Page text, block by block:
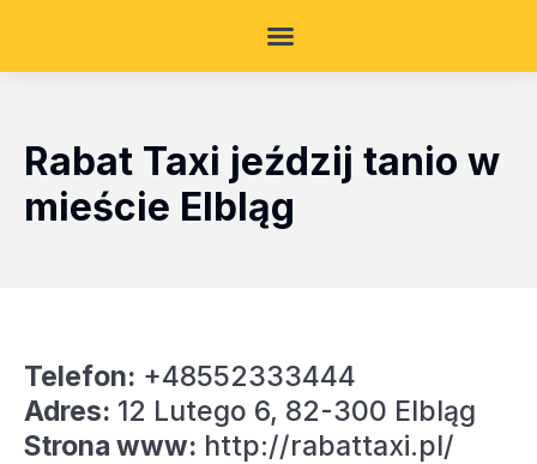
Rabat Taxi jeździj tanio w
mieście Elbląg
Telefon: +48552333444
Adres: 12 Lutego 6, 82-300 Elbląg
Strona www: http://rabattaxi.pl/